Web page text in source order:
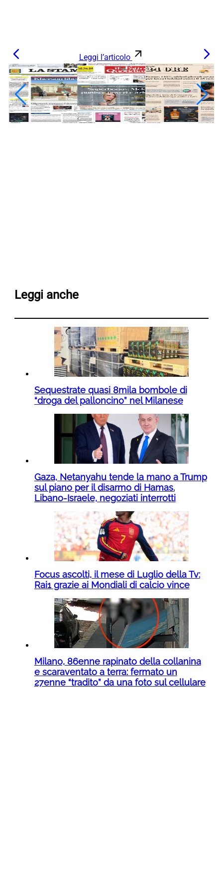
Leggi l’articolo
Leggi anche
Sequestrate quasi 8mila bombole di
“droga del palloncino” nel Milanese
Gaza, Netanyahu tende la mano a Trump
sul piano per il disarmo di Hamas.
Libano-Israele, negoziati interrotti
Focus ascolti, il mese di Luglio della Tv:
Rai1 grazie ai Mondiali di calcio vince
Milano, 86enne rapinato della collanina
e scaraventato a terra: fermato un
27enne “tradito” da una foto sul cellulare